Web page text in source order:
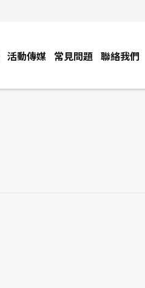
活動傳媒 常見問題 聯絡我們